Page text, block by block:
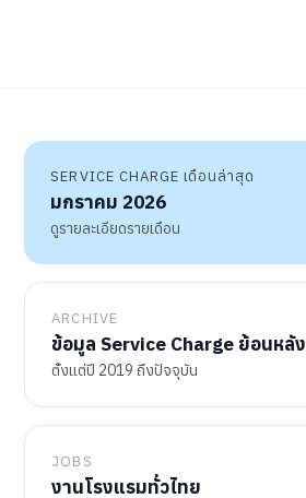
SERVICE CHARGE เดือนล่าสุด
มกราคม 2026
ดูรายละเอียดรายเดือน
ARCHIVE
ข้อมูล Service Charge ย้อนหลัง
ตั้งแต่ปี 2019 ถึงปัจจุบัน
JOBS
งานโรงแรมทั่วไทย